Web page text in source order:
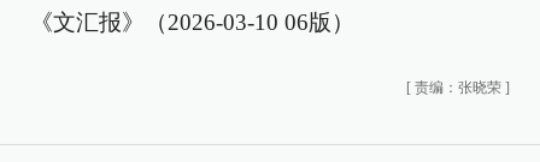
《文汇报》（2026-03-10 06版）
[ 责编：张晓荣 ]